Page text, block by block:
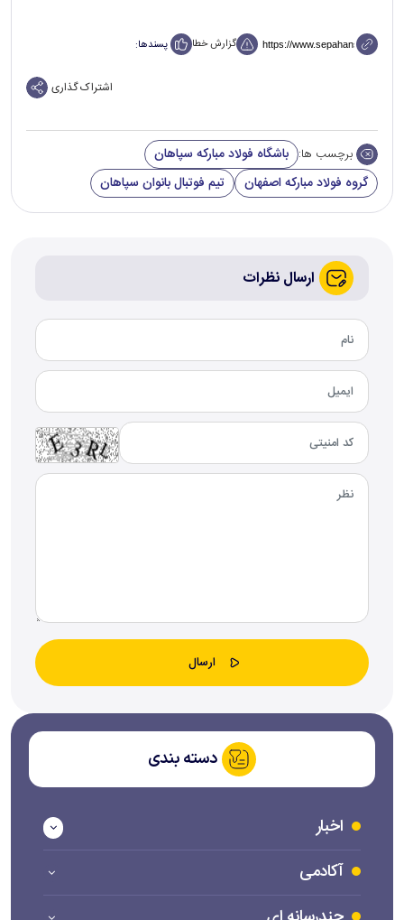
گزارش خطا پسندها:
اشتراک گذاری
برچسب ها: باشگاه فولاد مبارکه سپاهان
گروه فولاد مبارکه اصفهان
تیم فوتبال بانوان سپاهان
ارسال نظرات
دسته بندی
اخبار
آکادمی